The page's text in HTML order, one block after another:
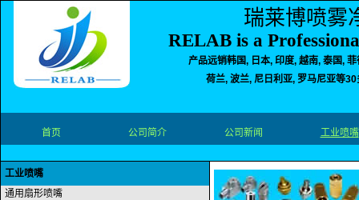
瑞莱博喷雾
RELAB is a
产品远销韩国, 日本, 印度, 越南, 泰国,
荷兰, 波兰, 尼日利亚, 罗马尼亚等
首页 公司简介 公司新闻 工业喷嘴
工业喷嘴
通用扇形喷嘴